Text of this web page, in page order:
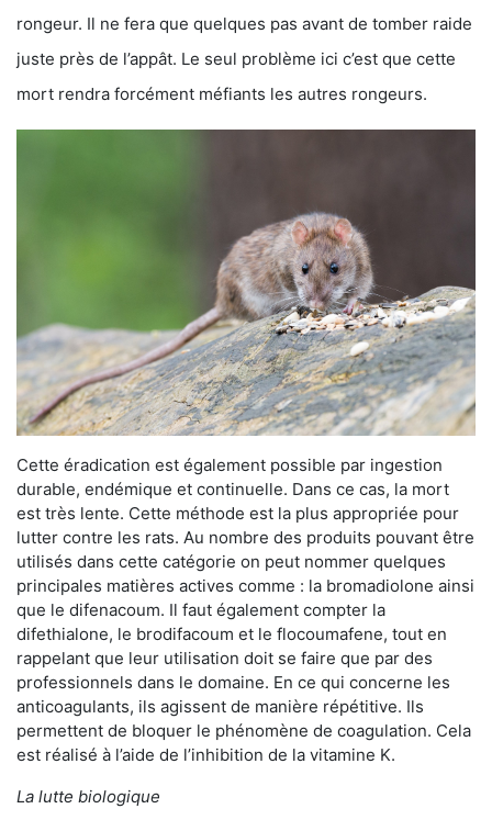
rongeur. Il ne fera que quelques pas avant de tomber raide
juste près de l’appât. Le seul problème ici c’est que cette
mort rendra forcément méfiants les autres rongeurs.
Cette éradication est également possible par ingestion
durable, endémique et continuelle. Dans ce cas, la mort
est très lente. Cette méthode est la plus appropriée pour
lutter contre les rats. Au nombre des produits pouvant être
utilisés dans cette catégorie on peut nommer quelques
principales matières actives comme : la bromadiolone ainsi
que le difenacoum. Il faut également compter la
difethialone, le brodifacoum et le flocoumafene, tout en
rappelant que leur utilisation doit se faire que par des
professionnels dans le domaine. En ce qui concerne les
anticoagulants, ils agissent de manière répétitive. Ils
permettent de bloquer le phénomène de coagulation. Cela
est réalisé à l’aide de l’inhibition de la vitamine K.
La lutte biologique